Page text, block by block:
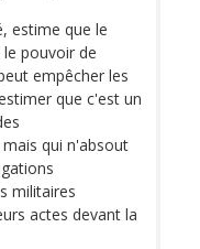
estime que le
pouvoir de
empêcher les
que c'est un
qui n'absout
militaires
actes devant la